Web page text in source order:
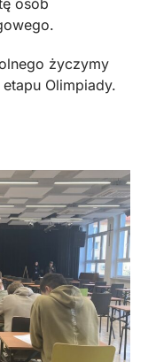
osób
życzymy
Olimpiady.